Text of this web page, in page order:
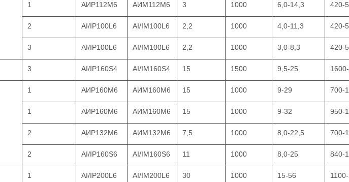
1 АИР112М6 АИМ112М6 3 1000 6,0-14,3 420-
2 AI/IP100L6 AI/IM100L6 2,2 1000 4,0-11,3 420-
3 AI/IP100L6 AI/IM100L6 2,2 1000 3,0-8,3 420-
3 AI/IP160S4 AI/IM160S4 15 1500 9,5-25
1 АИР160М6 АИМ160М6 15 1000 9-29 700-
1 АИР160М6 АИМ160М6 15 1000 9-32 950-
2 АИР132М6 АИМ132М6 7,5 1000 8,0-22,5 700-
2 AI/IP160S6 AI/IM160S6 11 1000 8,0-25 840-
1 AI/IP200L6 AI/IM200L6 30 1000 15-56